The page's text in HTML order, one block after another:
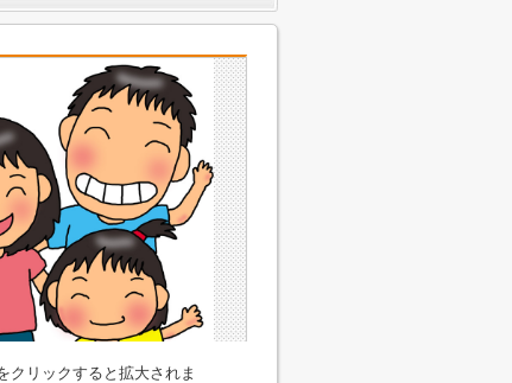
クリックすると拡大されま